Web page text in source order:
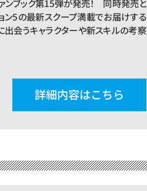
ァンブック第15弾が発売！ 同時発売と
ン5の最新スクープ満載でお届けする
会うキャラクターや新スキルの考察
詳細内容はこちら